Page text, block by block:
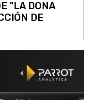
"LA DONA
DE